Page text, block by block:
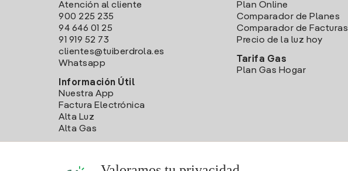
Atención al cliente
900 225 235
94 646 01 25
91 919 52 73
clientes@tuiberdrola.es
Whatsapp
Información Útil
Nuestra App
Factura Electrónica
Alta Luz
Alta Gas
Plan Online
Comparador de Planes
Comparador de Facturas
Precio de la luz hoy
Tarifa Gas
Plan Gas Hogar